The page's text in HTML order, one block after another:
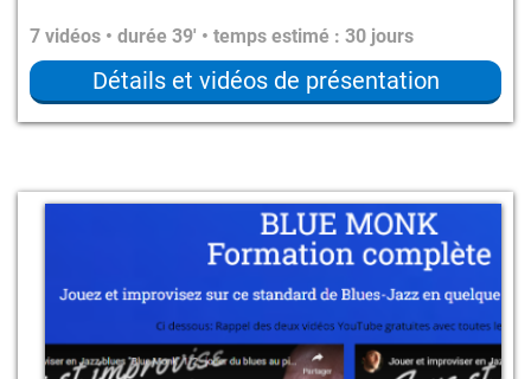
7 vidéos • durée 39' • temps estimé : 30 jours
Détails et vidéos de présentation